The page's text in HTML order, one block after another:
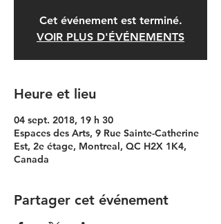
Cet événement est terminé.
VOIR PLUS D'ÉVÉNEMENTS
Heure et lieu
04 sept. 2018, 19 h 30
Espaces des Arts, 9 Rue Sainte-Catherine
Est, 2e étage, Montreal, QC H2X 1K4,
Canada
Partager cet événement